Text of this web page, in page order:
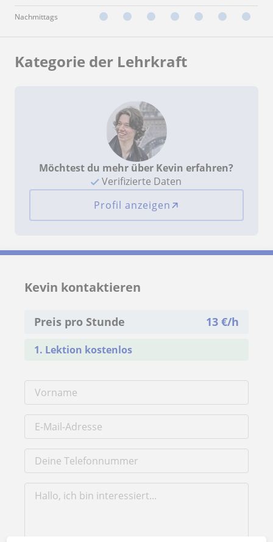
Nachmittags
Kategorie der Lehrkraft
Möchtest du mehr über Kevin erfahren?
Verifizierte Daten
Profil anzeigen
Kevin kontaktieren
Preis pro Stunde 13€/h
1. Lektion kostenlos